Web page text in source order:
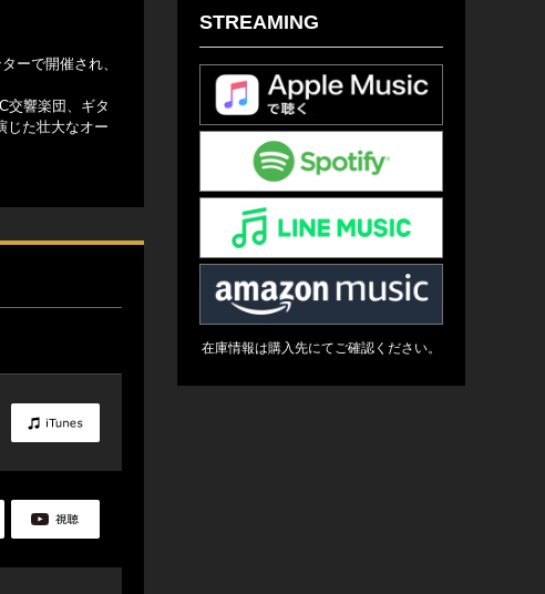
ーで開催され、
交響楽団、ギタ
じた壮大なオー
STREAMING
在庫情報は購入先にてご確認ください。